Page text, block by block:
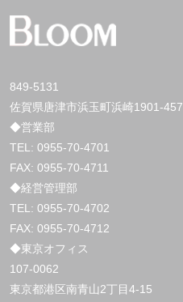
849-5131
佐賀県唐津市浜玉町浜崎1901-457
◆営業部
TEL: 0955-70-4701
FAX: 0955-70-4711
◆経営管理部
TEL: 0955-70-4702
FAX: 0955-70-4712
◆東京オフィス
107-0062
東京都港区南青山2丁目4-15